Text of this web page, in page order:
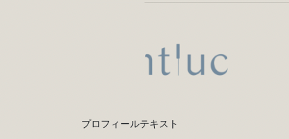
プロフィールテキスト